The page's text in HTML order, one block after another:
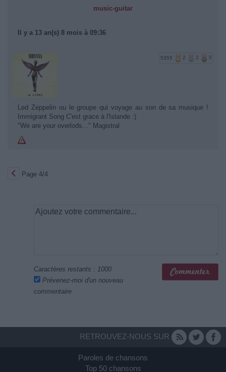
music-guitar
Il y a 13 an(s) 8 mois à 09:36
5355 2 2 5
Led Zeppelin ou le groupe qui voyage au son de sa musique !
Immigrant Song C'est grace à l'Islande :)
"We are your overlods..." Magistral
Page 4/4
Caractères restants : 1000
Prévenez-moi d'un nouveau
commentaire
RETROUVEZ-NOUS SUR
Paroles de chansons
Top 50 chansons